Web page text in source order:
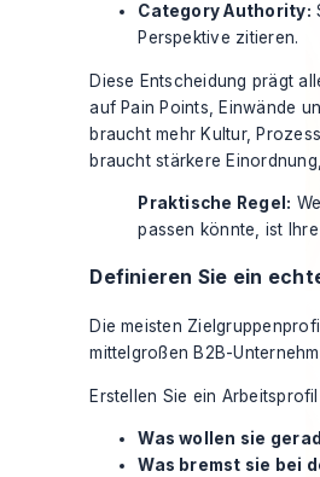
Category Authority:
Perspektive zitieren.
Diese Entscheidung prägt
auf Pain Points, Einwände
braucht mehr Kultur,
braucht stärkere
Praktische Regel:
passen könnte, ist
Definieren Sie ein
Die meisten
mittelgroßen B2B-
Erstellen Sie ein
Was wollen sie
Was bremst sie bei